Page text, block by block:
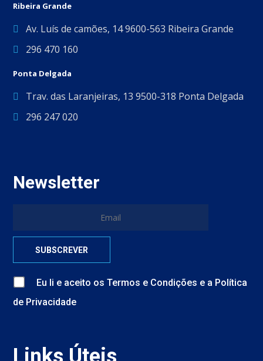
Ribeira Grande
Av. Luís de camões, 14 9600-563 Ribeira Grande
296 470 160
Ponta Delgada
Trav. das Laranjeiras, 13 9500-318 Ponta Delgada
296 247 020
Newsletter
Eu li e aceito osTermos e Condições e a Política
de Privacidade